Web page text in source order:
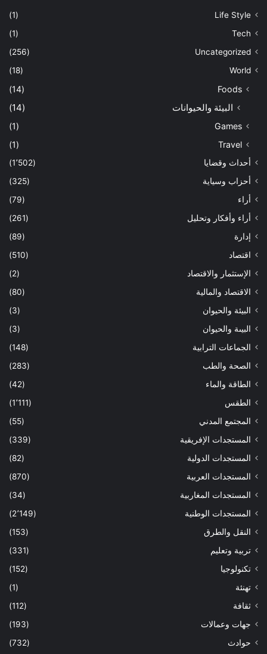
Life Style
(1)
Tech
(1)
Uncategorized
(256)
World
(18)
Foods
(14)
البيئة والحيوانات (14)
Games
(1)
Travel
(1)
أحداث وقضايا
(1٬502)
أحزاب وسياية
(325)
أراء
(79)
أراء وأفكار وتحليل
(261)
إدارة
(89)
اقتصاد
(510)
الإستثمار والاقتصاد
(2)
الاقتصاد والمالية
(80)
البيئة والحيوان
(3)
البيىة والحيوان
(3)
الجماعات الترابية
(148)
الصحة والطب
(283)
الطاقة والماء
(42)
الطقس
(1٬111)
المجتمع المدني
(55)
المستجدات الإفريقية
(339)
المستجدات الدولية
(82)
المستجدات العربية
(870)
المستجدات المغاربية
(34)
المستجدات الوطنية
(2٬149)
النقل والطرق
(153)
تربية وتعليم
(331)
تكنولوجيا
(152)
تهنئة
(1)
ثقافة
(112)
جهات وعمالات
(193)
حوادث
(732)